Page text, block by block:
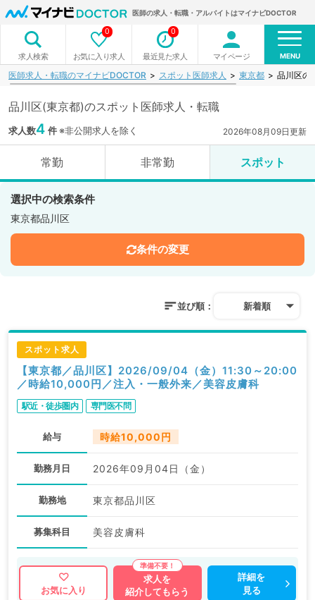
医師の求人・転職・アルバイトはマイナビDOCTOR
求人検索 お気に入り求人
0
最近見た求人
0
マイページ MENU
医師求人・転職のマイナビDOCTOR スポット医師求人 東京都 品川区の
品川区(東京都)のスポット医師求人・転職
求人数4 件※非公開求人を除く 2026年08月09日更新
常勤 非常勤 スポット
選択中の検索条件
東京都品川区
条件の変更
並び順： 新着順
スポット求人
【東京都／品川区】2026/09/04（金）11:30～20:00
／時給10,000円／注入・一般外来／美容皮膚科
駅近・徒歩圏内 専門医不問
給与 時給10,000円
勤務月日 2026年09月04日（金）
勤務地 東京都品川区
募集科目 美容皮膚科
お気に入り
求人を
紹介してもらう
詳細を
見る